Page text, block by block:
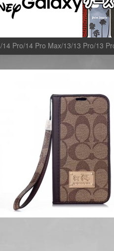
Pro/14 Pro Max/13/13 Pro/13